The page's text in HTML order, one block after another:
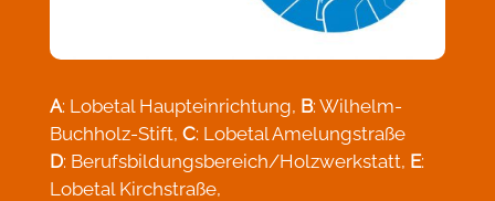
A: Lobetal Haupteinrichtung, B: Wilhelm-
Buchholz-Stift, C: Lobetal Amelungstraße
D: Berufsbildungsbereich/Holzwerkstatt, E:
Lobetal Kirchstraße,